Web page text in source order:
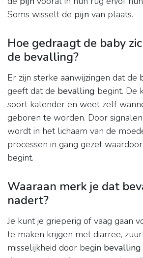
Soms wisselt de pijn van plaats.
Hoe gedraagt de baby
de bevalling?
Er zijn sterke aanwijzingen dat de
geeft dat de bevalling begint. De
soort kalender en weet zelf
geboren te worden. Door
wordt in het lichaam van de
processen in gang gezet
begint.
Waaraan merk je dat
nadert?
Je kunt je grieperig of vaag gaan
te maken krijgen met diarree,
misselijkheid door begin bevalling